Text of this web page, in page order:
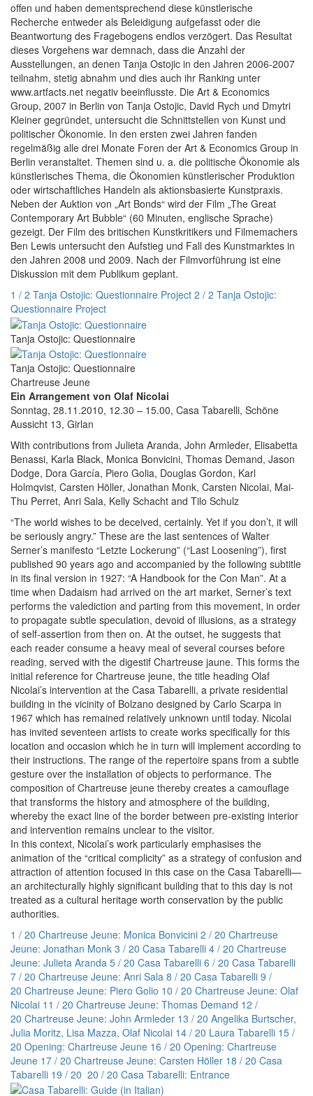
offen und haben dementsprechend diese künstlerische
Recherche entweder als Beleidigung aufgefasst oder die
Beantwortung des Fragebogens endlos verzögert. Das Resultat
dieses Vorgehens war demnach, dass die Anzahl der
Ausstellungen, an denen Tanja Ostojic in den Jahren 2006-2007
teilnahm, stetig abnahm und dies auch ihr Ranking unter
www.artfacts.net negativ beeinflusste. Die Art & Economics
Group, 2007 in Berlin von Tanja Ostojic, David Rych und Dmytri
Kleiner gegründet, untersucht die Schnittstellen von Kunst und
politischer Ökonomie. In den ersten zwei Jahren fanden
regelmäßig alle drei Monate Foren der Art & Economics Group in
Berlin veranstaltet. Themen sind u. a. die politische Ökonomie als
künstlerisches Thema, die Ökonomien künstlerischer Produktion
oder wirtschaftliches Handeln als aktionsbasierte Kunstpraxis.
Neben der Auktion von „Art Bonds“ wird der Film „The Great
Contemporary Art Bubble“ (60 Minuten, englische Sprache)
gezeigt. Der Film des britischen Kunstkritikers und Filmemachers
Ben Lewis untersucht den Aufstieg und Fall des Kunstmarktes in
den Jahren 2008 und 2009. Nach der Filmvorführung ist eine
Diskussion mit dem Publikum geplant.
1 / 2 Tanja Ostojic: Questionnaire Project 2 / 2 Tanja Ostojic:
Questionnaire Project
Tanja Ostojic: Questionnaire
Tanja Ostojic: Questionnaire
Chartreuse Jeune
Ein Arrangement von Olaf Nicolai
Sonntag, 28.11.2010, 12.30 – 15.00, Casa Tabarelli, Schöne
Aussicht 13, Girlan
With contributions from Julieta Aranda, John Armleder, Elisabetta
Benassi, Karla Black, Monica Bonvicini, Thomas Demand, Jason
Dodge, Dora García, Piero Golia, Douglas Gordon, Karl
Holmqvist, Carsten Höller, Jonathan Monk, Carsten Nicolai, Mai-
Thu Perret, Anri Sala, Kelly Schacht and Tilo Schulz
“The world wishes to be deceived, certainly. Yet if you don’t, it will
be seriously angry.” These are the last sentences of Walter
Serner’s manifesto “Letzte Lockerung” (“Last Loosening”), first
published 90 years ago and accompanied by the following subtitle
in its final version in 1927: “A Handbook for the Con Man”. At a
time when Dadaism had arrived on the art market, Serner’s text
performs the valediction and parting from this movement, in order
to propagate subtle speculation, devoid of illusions, as a strategy
of self-assertion from then on. At the outset, he suggests that
each reader consume a heavy meal of several courses before
reading, served with the digestif Chartreuse jaune. This forms the
initial reference for Chartreuse jeune, the title heading Olaf
Nicolai’s intervention at the Casa Tabarelli, a private residential
building in the vicinity of Bolzano designed by Carlo Scarpa in
1967 which has remained relatively unknown until today. Nicolai
has invited seventeen artists to create works specifically for this
location and occasion which he in turn will implement according to
their instructions. The range of the repertoire spans from a subtle
gesture over the installation of objects to performance. The
composition of Chartreuse jeune thereby creates a camouflage
that transforms the history and atmosphere of the building,
whereby the exact line of the border between pre-existing interior
and intervention remains unclear to the visitor.
In this context, Nicolai’s work particularly emphasises the
animation of the “critical complicity” as a strategy of confusion and
attraction of attention focused in this case on the Casa Tabarelli—
an architecturally highly significant building that to this day is not
treated as a cultural heritage worth conservation by the public
authorities.
1 / 20 Chartreuse Jeune: Monica Bonvicini 2 / 20 Chartreuse
Jeune: Jonathan Monk 3 / 20 Casa Tabarelli 4 / 20 Chartreuse
Jeune: Julieta Aranda 5 / 20 Casa Tabarelli 6 / 20 Casa Tabarelli
7 / 20 Chartreuse Jeune: Anri Sala 8 / 20 Casa Tabarelli 9 /
20 Chartreuse Jeune: Piero Golio 10 / 20 Chartreuse Jeune: Olaf
Nicolai 11 / 20 Chartreuse Jeune: Thomas Demand 12 /
20 Chartreuse Jeune: John Armleder 13 / 20 Angelika Burtscher,
Julia Moritz, Lisa Mazza, Olaf Nicolai 14 / 20 Laura Tabarelli 15 /
20 Opening: Chartreuse Jeune 16 / 20 Opening: Chartreuse
Jeune 17 / 20 Chartreuse Jeune: Carsten Höller 18 / 20 Casa
Tabarelli 19 / 20 20 / 20 Casa Tabarelli: Entrance